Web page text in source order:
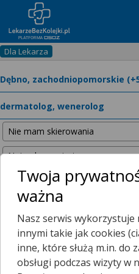
Dla Lekarza
Nie znaleźliśmy żadnych
zwiększyliśmy promień
Twoja
ważna
Nasz serwis wykorzystuje
innymi takie jak cookies
inne, które służą m.in. do
obsługi podczas wizyty w